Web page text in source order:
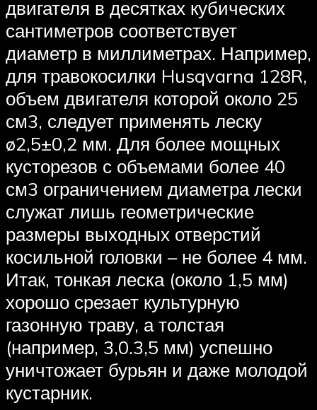
двигателя в десятках кубических
сантиметров соответствует
диаметр в миллиметрах. Например,
для травокосилки Husqvarna 128R,
объем двигателя которой около 25
см3, следует применять леску
ø2,5±0,2 мм. Для более мощных
кусторезов с объемами более 40
см3 ограничением диаметра лески
служат лишь геометрические
размеры выходных отверстий
косильной головки – не более 4 мм.
Итак, тонкая леска (около 1,5 мм)
хорошо срезает культурную
газонную траву, а толстая
(например, 3,0.3,5 мм) успешно
уничтожает бурьян и даже молодой
кустарник.